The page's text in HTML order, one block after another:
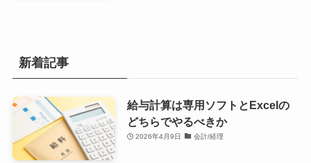
新着記事
給与計算は専用ソフトとExcelの
どちらでやるべきか
2026年4月9日 会計/経理